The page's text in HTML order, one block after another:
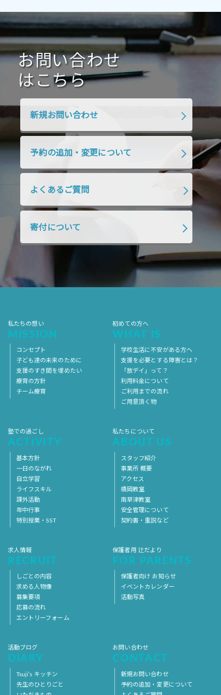
2021年1月 2020年12月 2020年11月
2020年10月 2020年9月 2020年8月
2020年7月 2020年6月 2020年5月
2020年4月 2020年3月 2020年2月
2019年10月 2019年9月
2019年4月
2018年7月 2018年6月
2018年4月 2018年3月 2018年2月
2018年1月 2017年12月
2017年10月 2017年9月 2017年8月
2017年5月
2017年4月
お問い合わせ
はこちら
新規お問い合わせ
予約の追加・変更について
よくあるご質問
寄付について
私たちの想い
MISSION
コンセプト
子ども達の未来のために
支援のすき間を埋めたい
療育の方針
チーム療育
初めての方へ
WHAT IS
学校生活に不安がある方へ
支援を必要とする障害とは？
「放デイ」って？
利用料金について
ご利用までの流れ
ご用意頂く物
塾での過ごし
ACTIVITY
基本方針
一日のながれ
自立学習
ライフスキル
課外活動
年中行事
特別授業・SST
私たちについて
ABOUT US
スタッフ紹介
事業所 概要
アクセス
橋岡教室
南草津教室
安全管理について
契約書・重説など
求人情報
RECRUIT
しごとの内容
求める人物像
募集要項
応募の流れ
エントリーフォーム
保護者用 辻だより
FOR PARENTS
保護者向け お知らせ
イベントカレンダー
活動写真
活動ブログ
DIARY
Tsuji’s キッチン
先生のひとりごと
お問い合わせ
CONTACT
新規お問い合わせ
予約の追加・変更について